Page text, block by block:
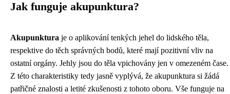
Jak funguje akupunktura?
Akupunktura je o aplikování tenkých jehel do lidského těla,
respektive do těch správných bodů, které mají pozitivní vliv na
ostatní orgány. Jehly jsou do těla vpichovány jen v omezeném čase.
Z této charakteristiky tedy jasně vyplývá, že akupunktura si žádá
patřičné znalosti a letité zkušenosti z tohoto oboru. Vše funguje na